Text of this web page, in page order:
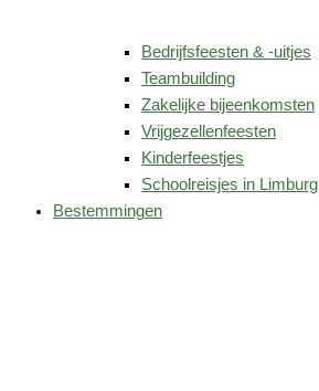
Bedrijfsfeesten & -uitjes
Teambuilding
Zakelijke bijeenkomsten
Vrijgezellenfeesten
Kinderfeestjes
Schoolreisjes in Limburg
Bestemmingen